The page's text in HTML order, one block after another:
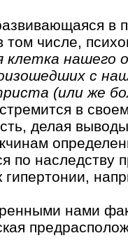
в
том числе,
клетка нашего
с
(или же
в
делая
по наследству
гипертонии,
нами